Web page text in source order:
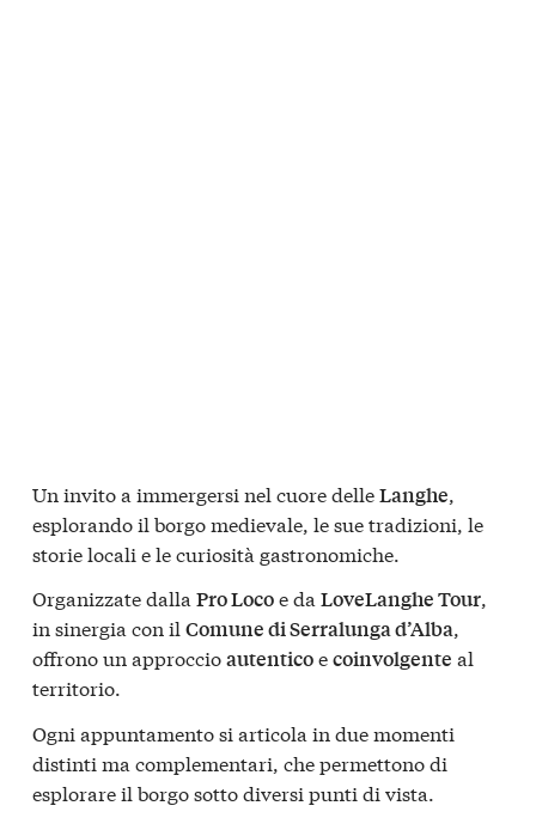
Un invito a immergersi nel cuore delleLanghe,
esplorando il borgo medievale, le sue tradizioni, le
storie locali e le curiosità gastronomiche.
Organizzate dalla Pro Locoe da LoveLanghe Tour,
in sinergia con il Comune di Serralunga d’Alba,
offrono un approccioautenticoecoinvolgente al
territorio.
Ogni appuntamento si articola in due momenti
distinti ma complementari, che permettono di
esplorare il borgo sotto diversi punti di vista.